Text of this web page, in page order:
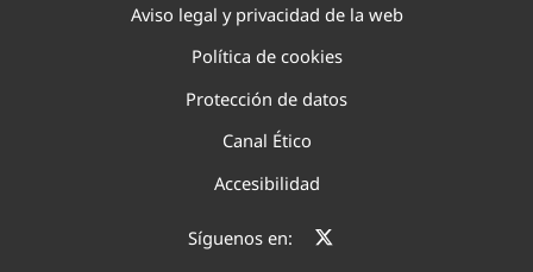
Aviso legal y privacidad de la web
Política de cookies
Protección de datos
Canal Ético
Accesibilidad
Síguenos en: